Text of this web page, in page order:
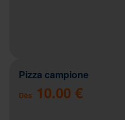
Pizza campione
Dès 10.00 €